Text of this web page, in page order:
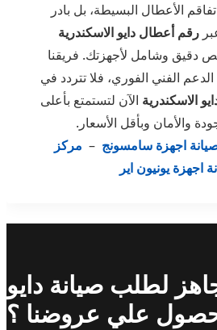
الأعطال البسيطة، بل بادر
رقم أعطال دايو الاسكندرية
دقيق وشامل لأجهزتك. فريقنا
الفني الفوري، فلا تتردد في
الاسكندرية الآن لتستمتع بأعلى
والأمان وبأقل الأسعار.
اجهزة سامسونج – مركز
اجهزة يونيون اير
لطلب صيانة دايو
علي عروضنا ؟